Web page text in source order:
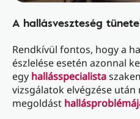
A hallásveszteség
Rendkívül fontos, hogy a
észlelése esetén azonnal
egy hallásspecialista
vizsgálatok elvégzése
megoldást